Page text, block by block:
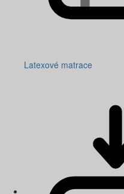
Latexové matrace